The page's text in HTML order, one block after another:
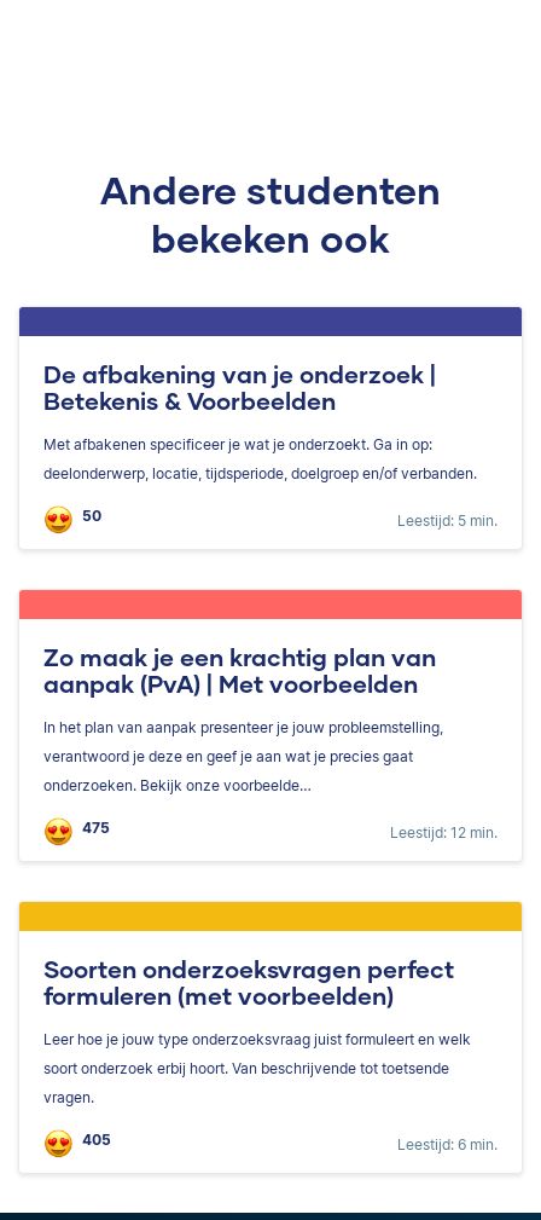
Andere studenten
bekeken ook
De afbakening van je onderzoek |
Betekenis & Voorbeelden
Met afbakenen specificeer je wat je onderzoekt. Ga in op:
deelonderwerp, locatie, tijdsperiode, doelgroep en/of verbanden.
50 Leestijd: 5 min.
Zo maak je een krachtig plan van
aanpak (PvA) | Met voorbeelden
In het plan van aanpak presenteer je jouw probleemstelling,
verantwoord je deze en geef je aan wat je precies gaat
onderzoeken. Bekijk onze voorbeelde…
475 Leestijd: 12 min.
Soorten onderzoeksvragen perfect
formuleren (met voorbeelden)
Leer hoe je jouw type onderzoeksvraag juist formuleert en welk
soort onderzoek erbij hoort. Van beschrijvende tot toetsende
vragen.
405 Leestijd: 6 min.